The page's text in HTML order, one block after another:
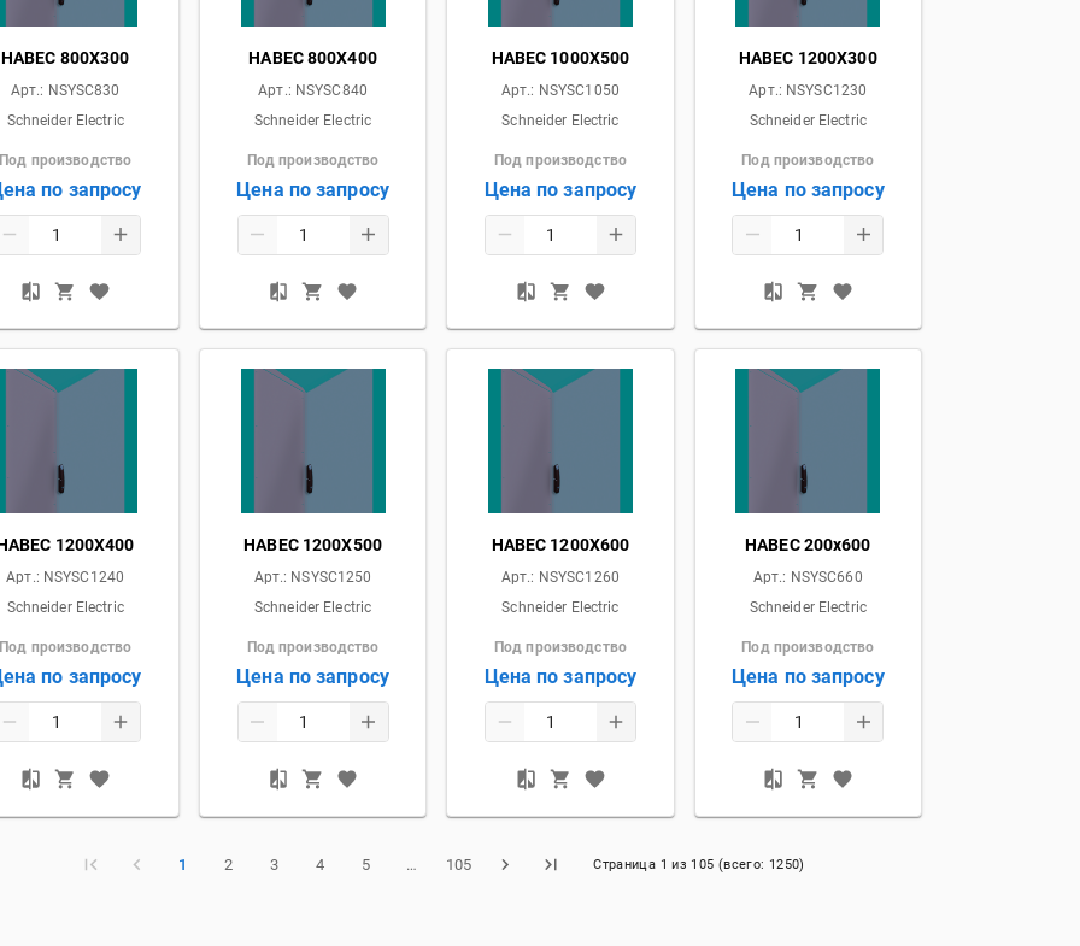
НАВЕС 800X300
Арт.: NSYSC830
Schneider Electric
Под производство
по запросу
НАВЕС 800X400
Арт.: NSYSC840
Schneider Electric
Под производство
Цена по запросу
НАВЕС 1000X500
Арт.: NSYSC1050
Schneider Electric
Под производство
Цена по запросу
НАВЕС 1200X300
Арт.: NSYSC1230
Schneider Electric
Под производство
Цена по запросу
1200X400
Арт.: NSYSC1240
Schneider Electric
Под производство
по запросу
НАВЕС 1200X500
Арт.: NSYSC1250
Schneider Electric
Под производство
Цена по запросу
НАВЕС 1200X600
Арт.: NSYSC1260
Schneider Electric
Под производство
Цена по запросу
НАВЕС 200x600
Арт.: NSYSC660
Schneider Electric
Под производство
Цена по запросу
1 2 3 4 5 … 105 Страница 1 из 105 (всего: 1250)